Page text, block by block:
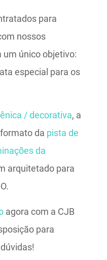
para
nossos
único objetivo:
especial para os
/ decorativa, a
da pista de
da
arquitetado para
agora com a CJB
para